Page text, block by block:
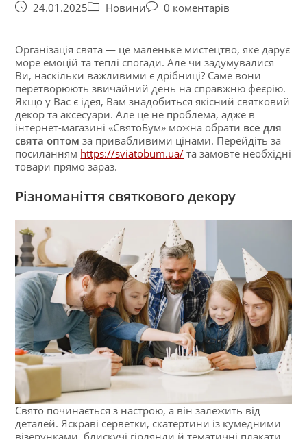
24.01.2025 Новини 0 коментарів
Організація свята — це маленьке мистецтво, яке дарує
море емоцій та теплі спогади. Але чи задумувалися
Ви, наскільки важливими є дрібниці? Саме вони
перетворюють звичайний день на справжню феєрію.
Якщо у Вас є ідея, Вам знадобиться якісний святковий
декор та аксесуари. Але це не проблема, адже в
інтернет-магазині «СвятоБум» можна обрати все для
свята оптом за привабливими цінами. Перейдіть за
посиланням https://sviatobum.ua/ та замовте необхідні
товари прямо зараз.
Різноманіття святкового декору
Свято починається з настрою, а він залежить від
деталей. Яскраві серветки, скатертини із кумедними
візерунками, блискучі гірлянди й тематичні плакати